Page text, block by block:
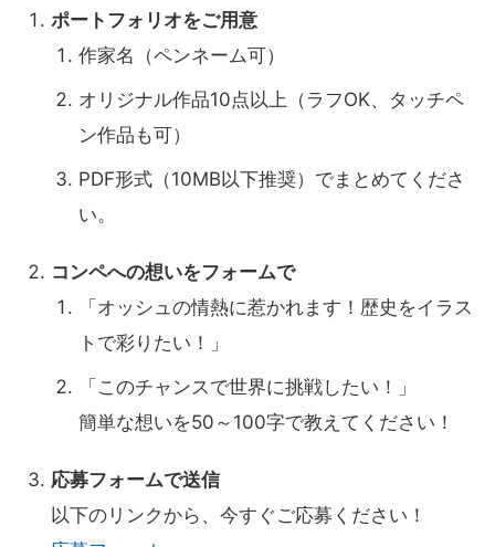
ポートフォリオをご用意
作家名（ペンネーム可）
オリジナル作品10点以上（ラフOK、タッチペ
ン作品も可）
PDF形式（10MB以下推奨）でまとめてくださ
い。
コンペへの想いをフォームで
「オッシュの情熱に惹かれます！歴史をイラス
トで彩りたい！」
「このチャンスで世界に挑戦したい！」
簡単な想いを50～100字で教えてください！
応募フォームで送信
以下のリンクから、今すぐご応募ください！